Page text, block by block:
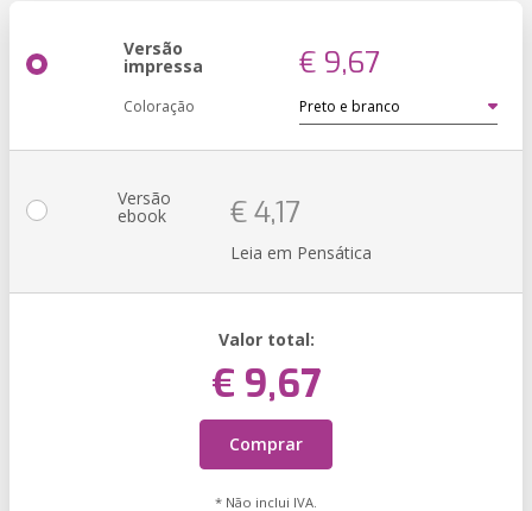
Versão
impressa € 9,67
Coloração
Versão
ebook € 4,17
Leia em Pensática
Valor total:
€ 9,67
Comprar
* Não inclui IVA.